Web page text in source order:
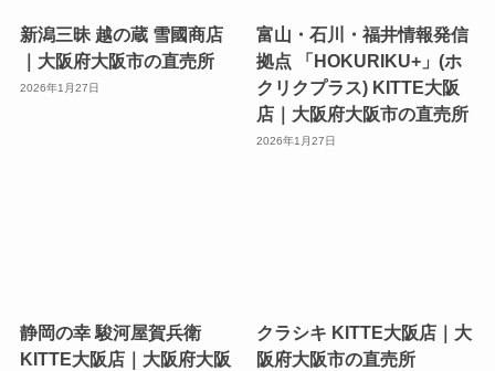
新潟三昧 越の蔵 雪國商店
｜大阪府大阪市の直売所
2026年1月27日
富山・石川・福井情報発信
拠点 「HOKURIKU+」(ホ
クリクプラス) KITTE大阪
店｜大阪府大阪市の直売所
2026年1月27日
静岡の幸 駿河屋賀兵衛
KITTE大阪店｜大阪府大阪
クラシキ KITTE大阪店｜大
阪府大阪市の直売所